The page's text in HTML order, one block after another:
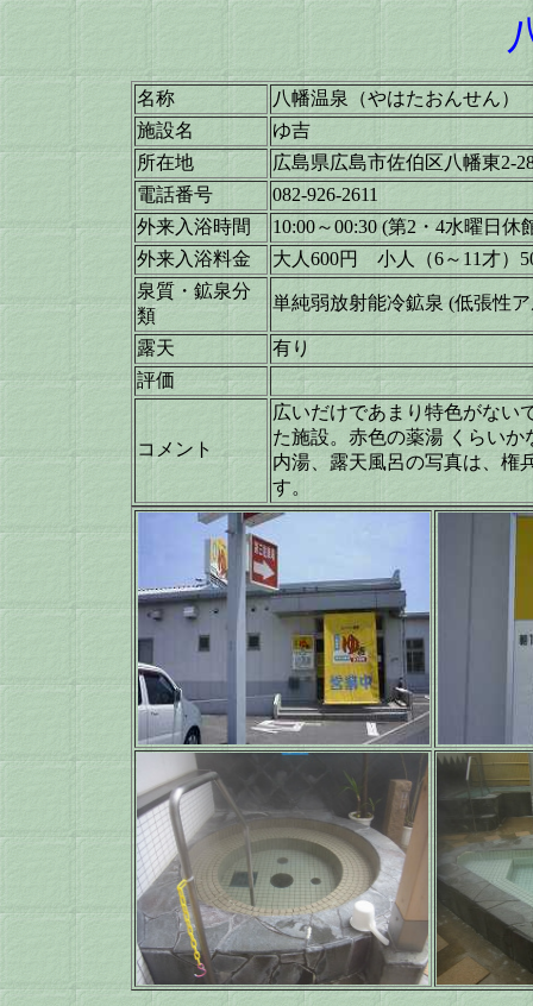
名称
八幡温泉（やはたおんせん）
施設名
ゆ吉
所在地
広島県広島市佐伯区八幡東2-
電話番号
082-926-2611
外来入浴時間
10:00～00:30 (第2・4水曜日休
外来入浴料金
大人600円 小人（6～11才）
泉質・鉱泉分
類
単純弱放射能冷鉱泉 (低張性
露天
有り
評価
コメント
広いだけであまり特色がない
た施設。赤色の薬湯 くらいか
内湯、露天風呂の写真は、権
す。